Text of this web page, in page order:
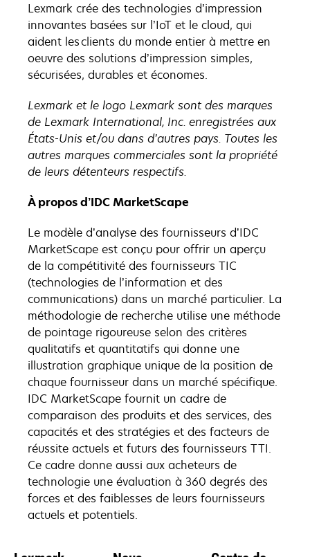
onglet
Lexmark crée des technologies d’impression
innovantes basées sur l’IoT et le cloud, qui
aident les clients du monde entier à mettre en
oeuvre des solutions d’impression simples,
sécurisées, durables et économes.
Lexmark et le logo Lexmark sont des marques
de Lexmark International, Inc. enregistrées aux
États-Unis et/ou dans d’autres pays. Toutes les
autres marques commerciales sont la propriété
de leurs détenteurs respectifs.
À propos d’IDC MarketScape
Le modèle d’analyse des fournisseurs d’IDC
MarketScape est conçu pour offrir un aperçu
de la compétitivité des fournisseurs TIC
(technologies de l’information et des
communications) dans un marché particulier. La
méthodologie de recherche utilise une méthode
de pointage rigoureuse selon des critères
qualitatifs et quantitatifs qui donne une
illustration graphique unique de la position de
chaque fournisseur dans un marché spécifique.
IDC MarketScape fournit un cadre de
comparaison des produits et des services, des
capacités et des stratégies et des facteurs de
réussite actuels et futurs des fournisseurs TTI.
Ce cadre donne aussi aux acheteurs de
technologie une évaluation à 360 degrés des
forces et des faiblesses de leurs fournisseurs
actuels et potentiels.